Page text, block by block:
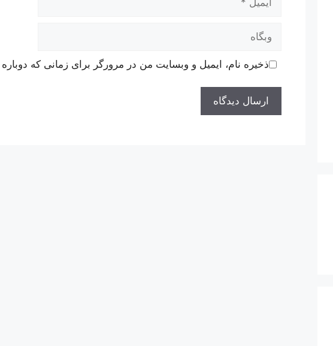
وبگاه
ذخیره نام، ایمیل و وبسایت من در مرورگر برای زمانی که